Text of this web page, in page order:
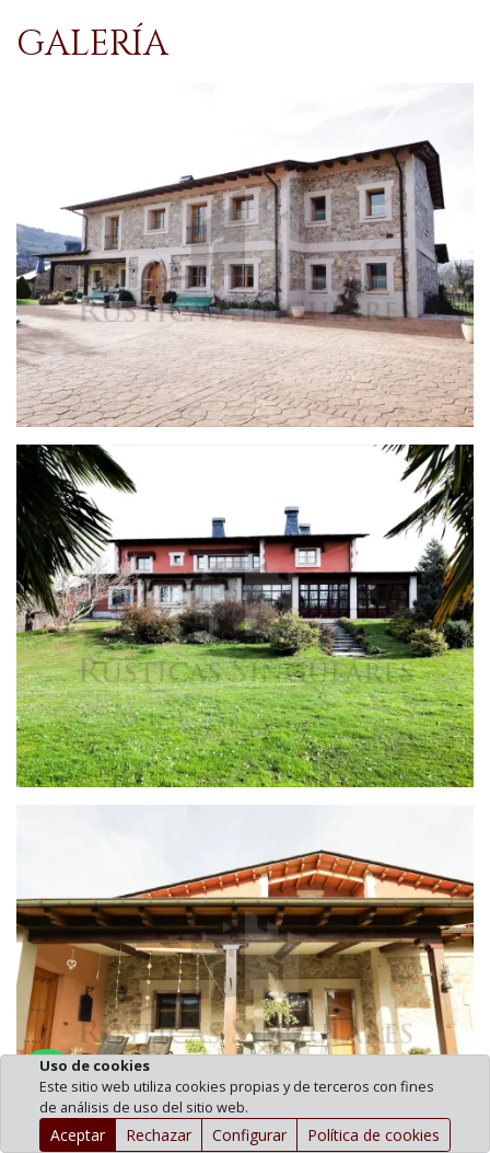
GALERÍA
Pedir información por WhatsApp
Uso de cookies
Este sitio web utiliza cookies propias y de terceros con fines
de análisis de uso del sitio web.
Aceptar Rechazar Configurar Política de cookies